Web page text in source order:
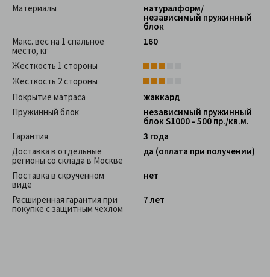
Материалы
натуралформ/
независимый пружинный
блок
Макс. вес на 1 спальное
место, кг
160
Жесткость 1 стороны
Жесткость 2 стороны
Покрытие матраса
жаккард
Пружинный блок
независимый пружинный
блок S1000 - 500 пр./кв.м.
Гарантия
3 года
Доставка в отдельные
регионы со склада в Москве
да (оплата при получении)
Поставка в скрученном
виде
нет
Расширенная гарантия при
покупке с защитным чехлом
7 лет